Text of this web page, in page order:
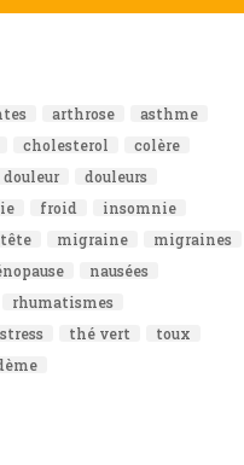
arthrose
asthme
cholesterol
colère
douleur
douleurs
froid
insomnie
migraine
migraines
nausées
rhumatismes
stress thé vert
toux